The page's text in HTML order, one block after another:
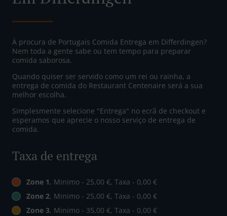
À procura de Portugais Comida Entrega em Differdingen?
Nem toda a gente sabe ou tem tempo para preparar
comida saborosa.
Quando quiser ser servido como um rei ou rainha, a
entrega de comida do Restaurant Centenaire será a sua
melhor escolha.
Simplesmente selecione "Entrega" no ecrã de checkout e
esperamos que aprecie o nosso serviço de entrega de
comida.
Taxa de entrega
Zone 1, Minimo - 25,00 €, Taxa - 0,00 €
Zone 2, Minimo - 25,00 €, Taxa - 0,00 €
Zone 3, Minimo - 35,00 €, Taxa - 0,00 €